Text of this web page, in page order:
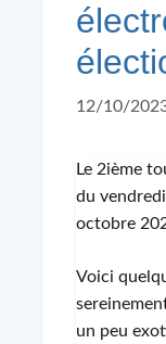
12/10/
Le 2ième
du
octobre
Voici
un peu